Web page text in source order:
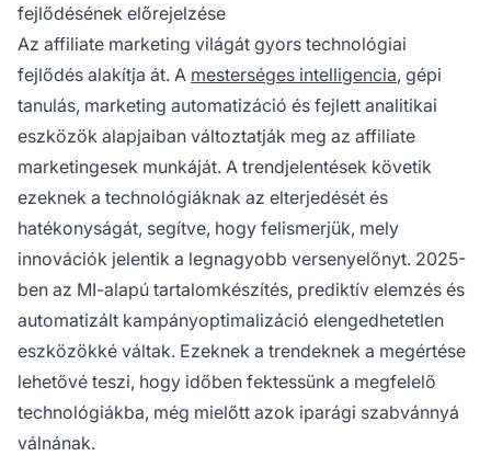
fejlődésének előrejelzése
Az affiliate marketing világát gyors technológiai
fejlődés alakítja át. A mesterséges intelligencia, gépi
tanulás, marketing automatizáció és fejlett analitikai
eszközök alapjaiban változtatják meg az affiliate
marketingesek munkáját. A trendjelentések követik
ezeknek a technológiáknak az elterjedését és
hatékonyságát, segítve, hogy felismerjük, mely
innovációk jelentik a legnagyobb versenyelőnyt. 2025-
ben az MI-alapú tartalomkészítés, prediktív elemzés és
automatizált kampányoptimalizáció elengedhetetlen
eszközökké váltak. Ezeknek a trendeknek a megértése
lehetővé teszi, hogy időben fektessünk a megfelelő
technológiákba, még mielőtt azok iparági szabvánnyá
válnának.